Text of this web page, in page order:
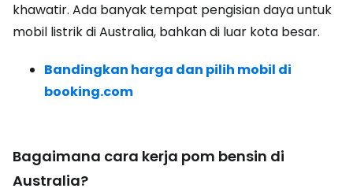
khawatir. Ada banyak tempat pengisian daya untuk
mobil listrik di Australia, bahkan di luar kota besar.
Bandingkan harga dan pilih mobil di
booking.com
Bagaimana cara kerja pom bensin di
Australia?